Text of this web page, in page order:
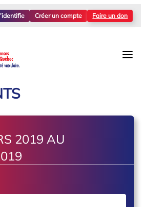
Créer un compte Faire un don
2019 AU